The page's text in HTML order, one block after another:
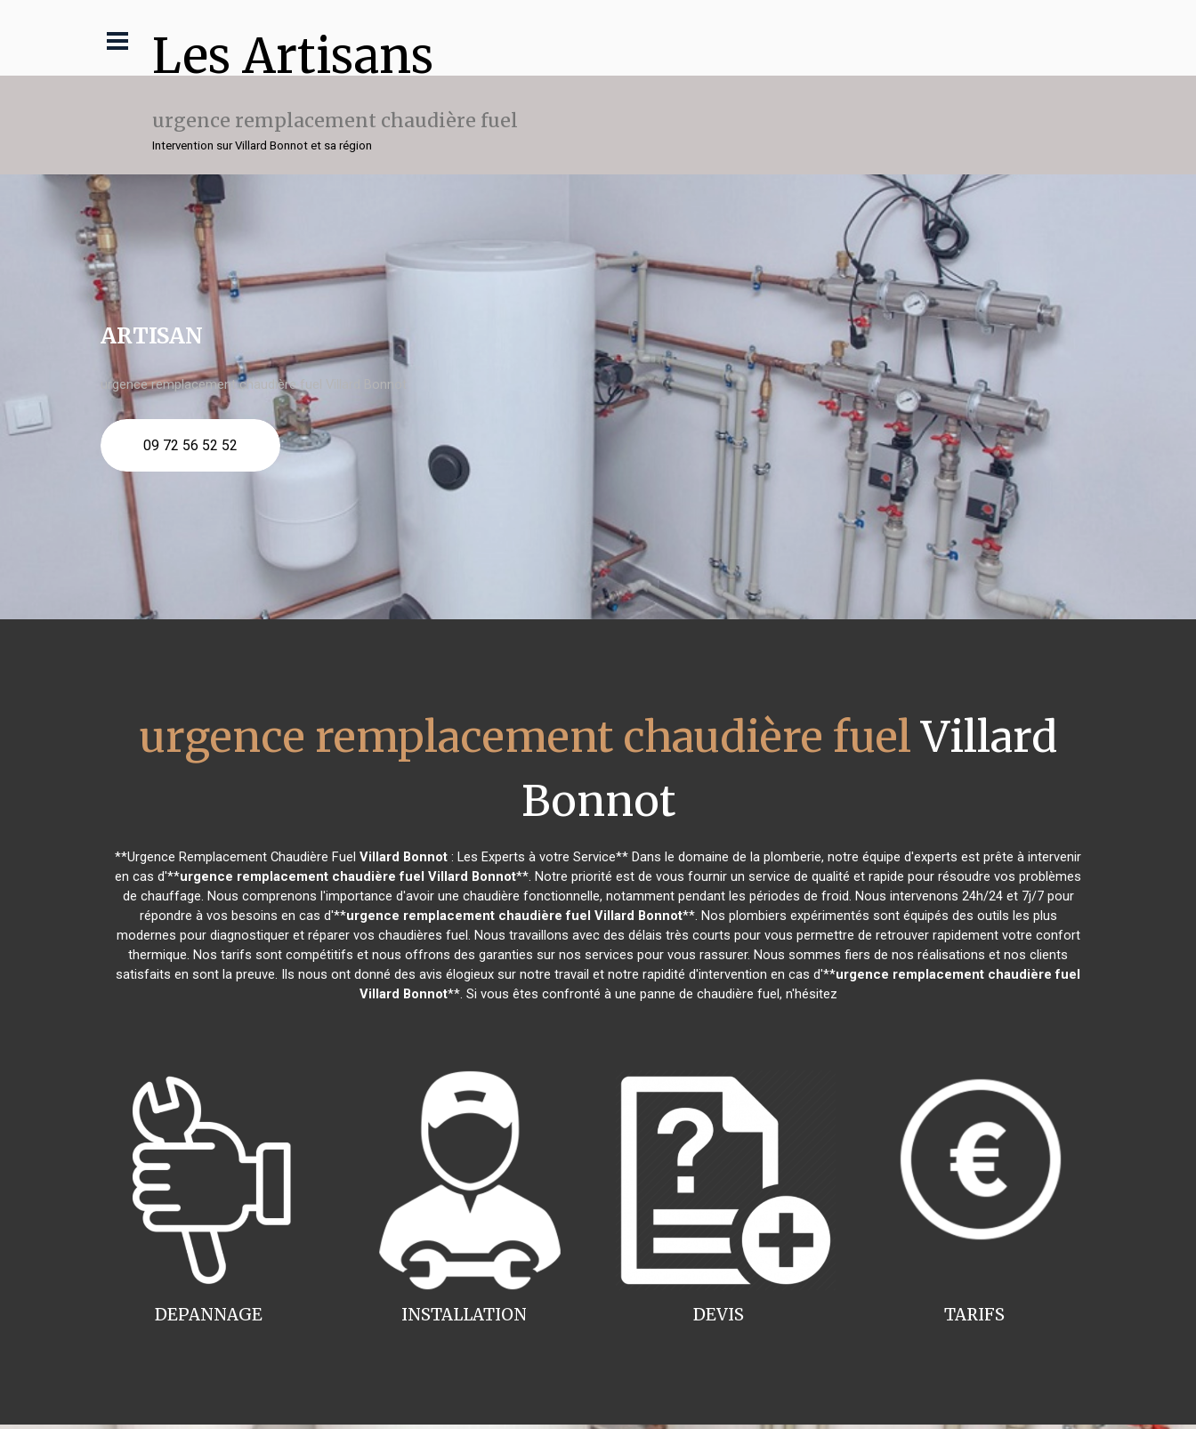
Les Artisans
urgence remplacement chaudière fuel
Intervention sur Villard Bonnot et sa région
ARTISAN
urgence remplacement chaudière fuel Villard Bonnot
09 72 56 52 52
urgence remplacement chaudière fuelVillard
Bonnot
**Urgence Remplacement Chaudière Fuel Villard Bonnot : Les Experts à votre Service** Dans le domaine de la plomberie, notre équipe d'experts est prête à intervenir
en cas d'**urgence remplacement chaudière fuel Villard Bonnot**. Notre priorité est de vous fournir un service de qualité et rapide pour résoudre vos problèmes
de chauffage. Nous comprenons l'importance d'avoir une chaudière fonctionnelle, notamment pendant les périodes de froid. Nous intervenons 24h/24 et 7j/7 pour
répondre à vos besoins en cas d'**urgence remplacement chaudière fuel Villard Bonnot**. Nos plombiers expérimentés sont équipés des outils les plus
modernes pour diagnostiquer et réparer vos chaudières fuel. Nous travaillons avec des délais très courts pour vous permettre de retrouver rapidement votre confort
thermique. Nos tarifs sont compétitifs et nous offrons des garanties sur nos services pour vous rassurer. Nous sommes fiers de nos réalisations et nos clients
satisfaits en sont la preuve. Ils nous ont donné des avis élogieux sur notre travail et notre rapidité d'intervention en cas d'**urgence remplacement chaudière fuel
Villard Bonnot**. Si vous êtes confronté à une panne de chaudière fuel, n'hésitez
INSTALLATION
DEPANNAGE TARIFS
DEVIS